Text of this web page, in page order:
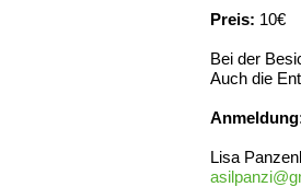
Preis: 10€
Bei der
Auch die
Lisa